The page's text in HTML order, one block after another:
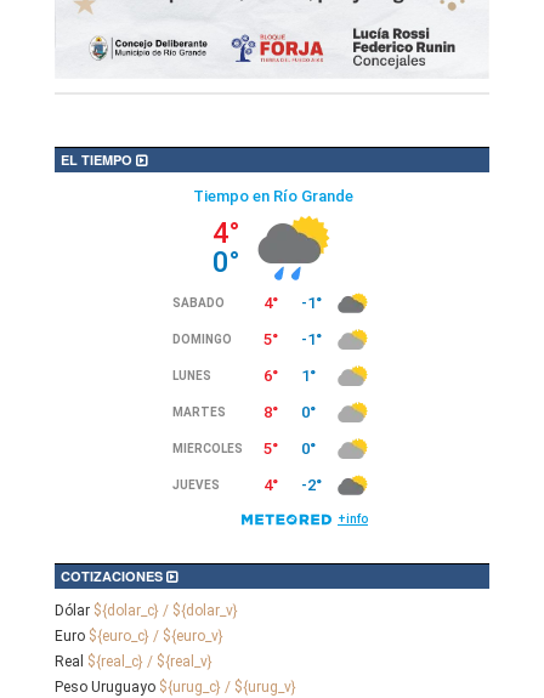
EL TIEMPO
COTIZACIONES
Dólar ${dolar_c} / ${dolar_v}
Euro ${euro_c} / ${euro_v}
Real ${real_c} / ${real_v}
Peso Uruguayo ${urug_c} / ${urug_v}